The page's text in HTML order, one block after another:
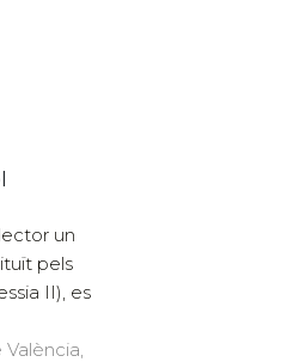
un
pels
II), es